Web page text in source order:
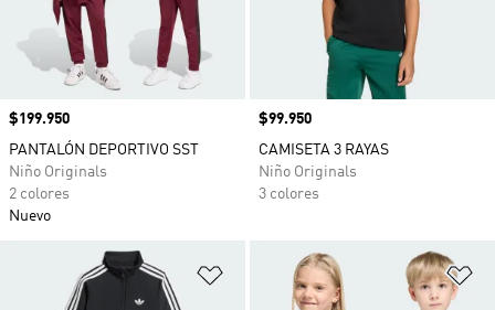
Precio
$199.950
PANTALÓN DEPORTIVO SST
Niño Originals
2 colores
Nuevo
Precio
$99.950
CAMISETA 3 RAYAS
Niño Originals
3 colores
Añadir a la lista de deseos